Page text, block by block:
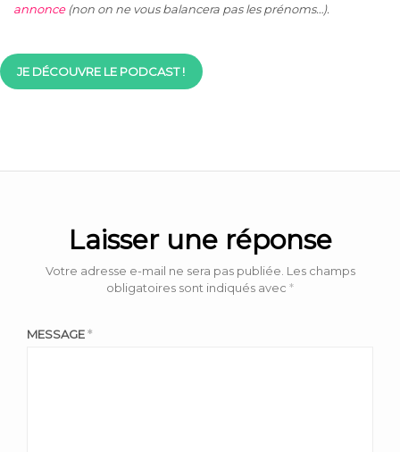
annonce (non on ne vous balancera pas les prénoms…).
JE DÉCOUVRE LE PODCAST !
Laisser une réponse
Votre adresse e-mail ne sera pas publiée. Les champs
obligatoires sont indiqués avec *
MESSAGE*